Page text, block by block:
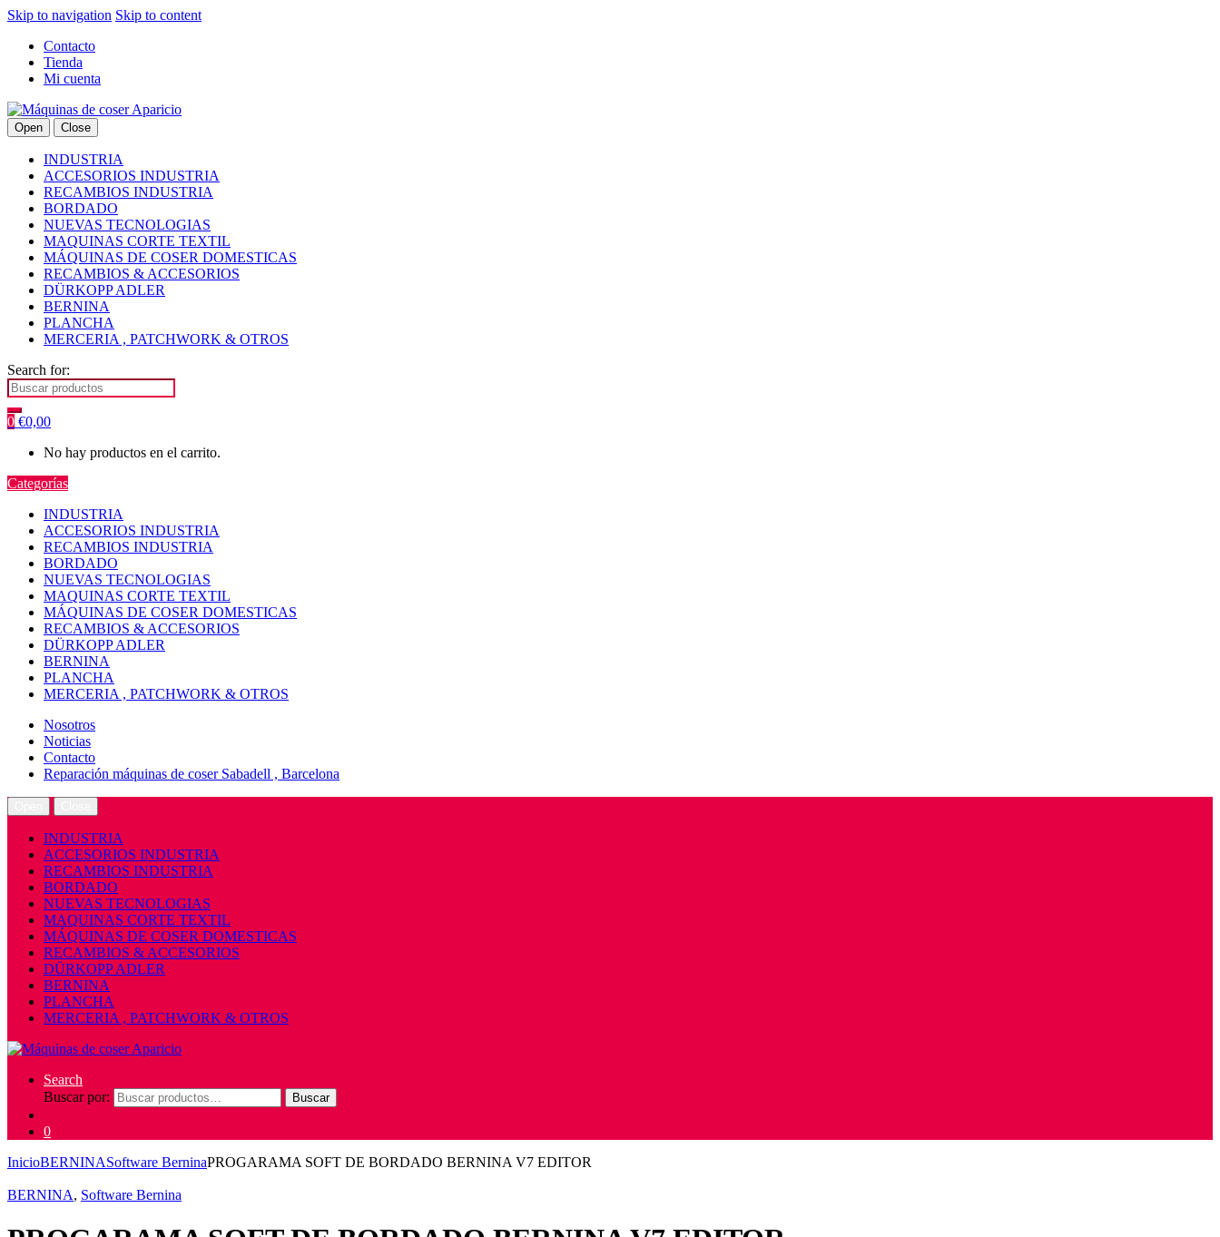
Skip to navigation Skip to content
Contacto
Tienda
Mi cuenta
Open Close
INDUSTRIA
ACCESORIOS INDUSTRIA
RECAMBIOS INDUSTRIA
BORDADO
NUEVAS TECNOLOGIAS
MAQUINAS CORTE TEXTIL
MÁQUINAS DE COSER DOMESTICAS
RECAMBIOS & ACCESORIOS
DÜRKOPP ADLER
BERNINA
PLANCHA
MERCERIA , PATCHWORK & OTROS
Search for:
0 €0,00
No hay productos en el carrito.
Categorías
INDUSTRIA
ACCESORIOS INDUSTRIA
RECAMBIOS INDUSTRIA
BORDADO
NUEVAS TECNOLOGIAS
MAQUINAS CORTE TEXTIL
MÁQUINAS DE COSER DOMESTICAS
RECAMBIOS & ACCESORIOS
DÜRKOPP ADLER
BERNINA
PLANCHA
MERCERIA , PATCHWORK & OTROS
Nosotros
Noticias
Contacto
Reparación máquinas de coser Sabadell , Barcelona
INDUSTRIA
ACCESORIOS INDUSTRIA
RECAMBIOS INDUSTRIA
BORDADO
NUEVAS TECNOLOGIAS
MAQUINAS CORTE TEXTIL
MÁQUINAS DE COSER DOMESTICAS
RECAMBIOS & ACCESORIOS
DÜRKOPP ADLER
BERNINA
PLANCHA
MERCERIA , PATCHWORK & OTROS
Search
Buscar por:
Buscar
0
InicioBERNINASoftware BerninaPROGARAMA SOFT DE BORDADO BERNINA V7 EDITOR
BERNINA, Software Bernina